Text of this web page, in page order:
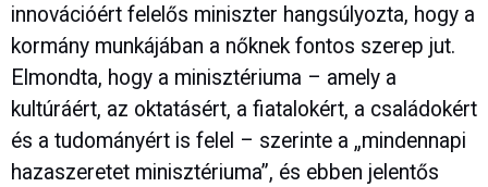
innovációért felelős miniszter hangsúlyozta, hogy a
kormány munkájában a nőknek fontos szerep jut.
Elmondta, hogy a minisztériuma – amely a
kultúráért, az oktatásért, a fiatalokért, a családokért
és a tudományért is felel – szerinte a „mindennapi
hazaszeretet minisztériuma”, és ebben jelentős